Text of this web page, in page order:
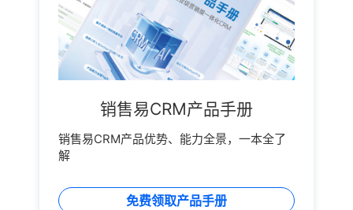
销售易CRM产品手册
销售易CRM产品优势、能力全景，一本全了
解
免费领取产品手册